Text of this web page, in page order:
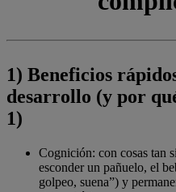
1) Beneficios
desarrollo (y por
1)
Cognición: con cosas tan
esconder un pañuelo, el
golpeo, suena”) y